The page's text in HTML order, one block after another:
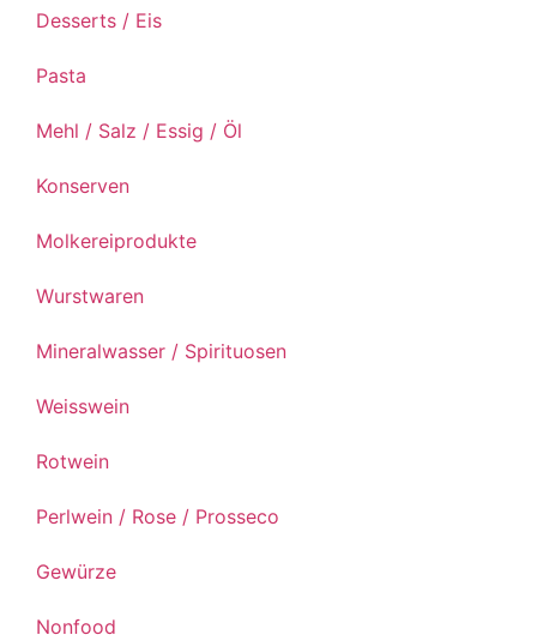
Desserts / Eis
Pasta
Mehl / Salz / Essig / Öl
Konserven
Molkereiprodukte
Wurstwaren
Mineralwasser / Spirituosen
Weisswein
Rotwein
Perlwein / Rose / Prosseco
Gewürze
Nonfood